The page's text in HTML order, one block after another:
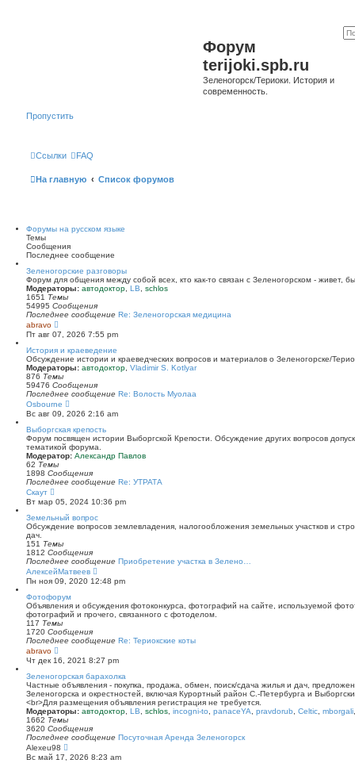
Форум
terijoki.spb.ru
Зеленогорск/Териоки. История и
современность.
Пропустить
Ссылки FAQ
На главную Список форумов
Форумы на русском языке
Темы
Сообщения
Последнее сообщение
Зеленогорские разговоры
Форум для общения между собой всех, кто как-то связан с Зеленогорском - живет,
Модераторы: автодоктор LB
schlos
1651 Темы
54995 Сообщения
Последнее сообщение Re: Зеленогорская медицина
abravo
е
р
е
й
т
и
к
п
с
л
е
д
н
е
м
у
с
б
е
н
ю
Пт авг 07, 2026 7:55 pm
История и краеведение
Обсуждение истории и краеведческих вопросов и материалов о Зеленогорске/
Модераторы: автодоктор Vladimir S. Kotlyar
876 Темы
59476 Сообщения
Последнее сообщение Re: Волость Муолаа
Osbourne
е
р
е
й
т
и
п
о
л
е
д
н
у
с
о
б
е
н
и
Вс авг 09, 2026 2:16 am
Выборгская крепость
Форум посвящен истории Выборгской Крепости. Обсуждение других вопросов
тематикой форума.
Модератор: Александр Павлов
62 Темы
1898 Сообщения
Последнее сообщение Re: УТРАТА
Скаут
е
р
е
й
т
и
к
п
о
с
л
е
д
н
е
м
у
с
о
о
щ
е
н
и
ю
Вт мар 05, 2024 10:36 pm
Земельный вопрос
Обсуждение вопросов землевладения, налогообложения земельных участков и
дач.
151 Темы
1812 Сообщения
Последнее сообщение Приобретение участка в Зелено…
АлексейМатвеев
е
р
й
т
п
с
л
е
д
н
е
м
у
о
щ
Пн ноя 09, 2020 12:48 pm
Фотофорум
Объявления и обсуждения фотоконкурса, фотографий на сайте, используемой
фотографий и прочего, связанного с фотоделом.
117 Темы
1720 Сообщения
Последнее сообщение Re: Териокские коты
abravo
е
р
е
й
т
и
к
п
о
с
л
е
д
Чт дек 16, 2021 8:27 pm
Зеленогорская барахолка
Частные объявления - покупка, продажа, обмен, поиск/сдача жилья и дач,
Зеленогорска и окрестностей, включая Курортный район С.-Петербурга и
<br>Для размещения объявления регистрация не требуется.
Модераторы: автодоктор LB schlos incogni-to panaceYA pravdorub Celtic mborgali
1662 Темы
3620 Сообщения
Последнее сообщение Посуточная Аренда Зеленогорск
Alexeu98
е
р
Вс май 17, 2026 8:23 am